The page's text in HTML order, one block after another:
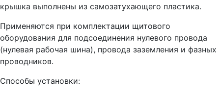
крышка выполнены из самозатухающего пластика.
Применяются при комплектации щитового
оборудования для подсоединения нулевого провода
(нулевая рабочая шина), провода заземления и фазных
проводников.
Способы установки: